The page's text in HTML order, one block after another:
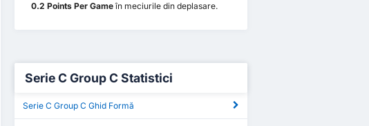
0.2 Points Per Gameîn meciurile din deplasare.
Serie C Group C Statistici
Serie C Group C Ghid Formă